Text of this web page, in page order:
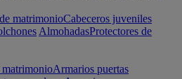
matrimonioCabeceros juveniles
AlmohadasProtectores de
Armarios puertas